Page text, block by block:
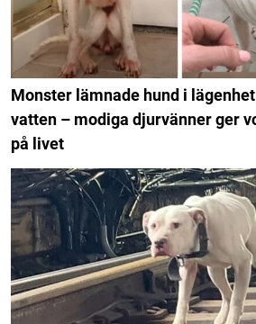
Monster lämnade hund i
vatten – modiga djurvänner ger
på livet